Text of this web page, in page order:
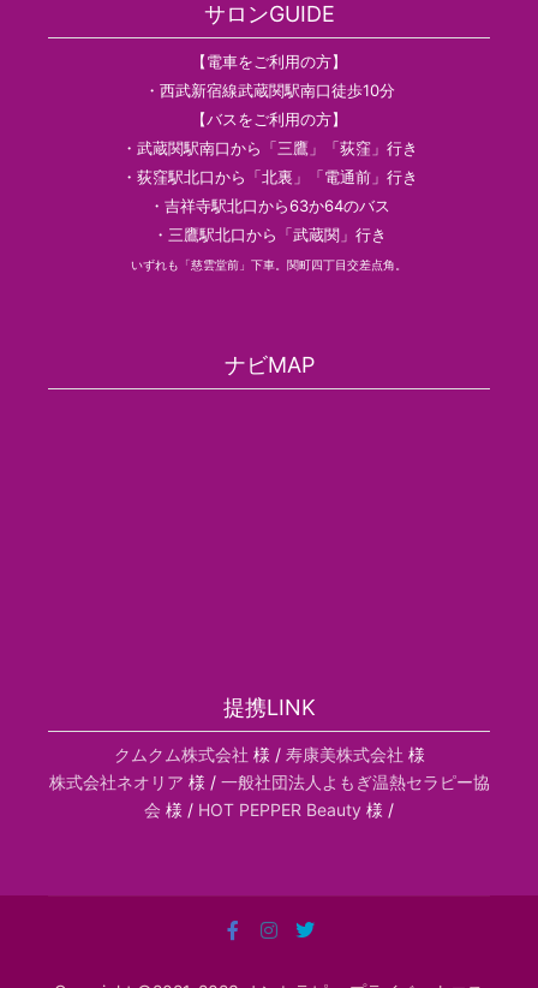
サロンGUIDE
【電車をご利用の方】
・西武新宿線武蔵関駅南口徒歩10分
【バスをご利用の方】
・武蔵関駅南口から「三鷹」「荻窪」行き
・荻窪駅北口から「北裏」「電通前」行き
・吉祥寺駅北口から63か64のバス
・三鷹駅北口から「武蔵関」行き
いずれも「慈雲堂前」下車。関町四丁目交差点角。
ナビMAP
提携LINK
クムクム株式会社 様 / 寿康美株式会社 様
株式会社ネオリア 様 / 一般社団法人よもぎ温熱セラピー協
会 様 / HOT PEPPER Beauty 様 /